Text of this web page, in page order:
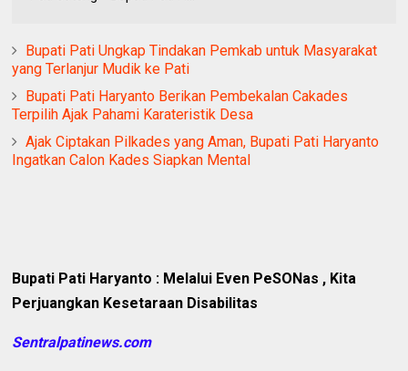
Bupati Pati Ungkap Tindakan Pemkab untuk Masyarakat
yang Terlanjur Mudik ke Pati
Bupati Pati Haryanto Berikan Pembekalan Cakades
Terpilih Ajak Pahami Karateristik Desa
Ajak Ciptakan Pilkades yang Aman, Bupati Pati Haryanto
Ingatkan Calon Kades Siapkan Mental
Bupati Pati Haryanto : Melalui Even PeSONas , Kita
Perjuangkan Kesetaraan Disabilitas
Sentralpatinews.com